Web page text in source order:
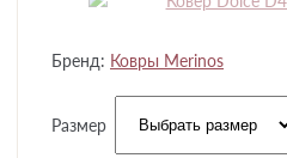
Бренд: Ковры Merinos
Размер